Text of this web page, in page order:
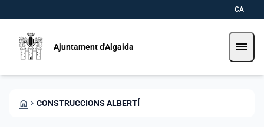
CA
Ajuntament d'Algaida menu
HOME CHEVRON_RIGHT CONSTRUCCIONS ALBERTÍ